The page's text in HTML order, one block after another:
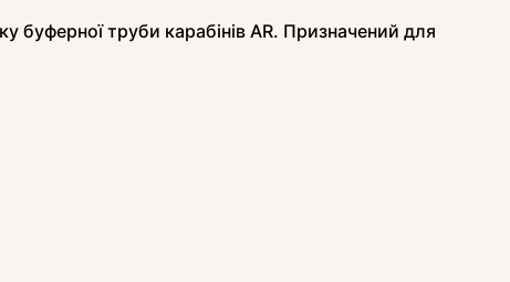
буферної труби карабінів AR. Призначений для